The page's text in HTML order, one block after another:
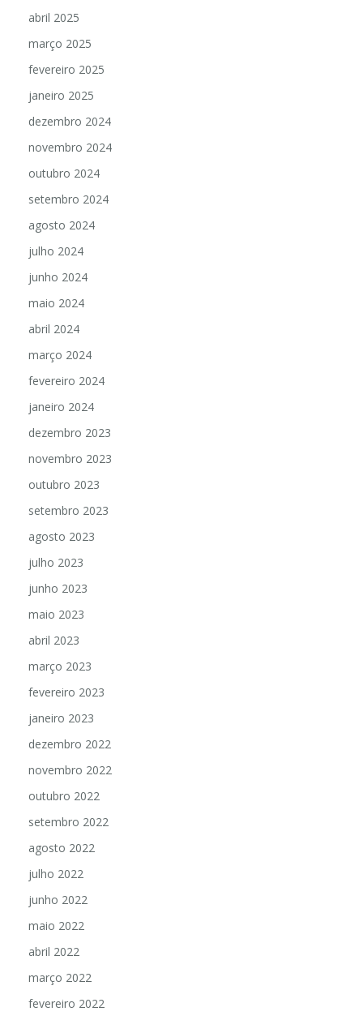
abril 2025
março 2025
fevereiro 2025
janeiro 2025
dezembro 2024
novembro 2024
outubro 2024
setembro 2024
agosto 2024
julho 2024
junho 2024
maio 2024
abril 2024
março 2024
fevereiro 2024
janeiro 2024
dezembro 2023
novembro 2023
outubro 2023
setembro 2023
agosto 2023
julho 2023
junho 2023
maio 2023
abril 2023
março 2023
fevereiro 2023
janeiro 2023
dezembro 2022
novembro 2022
outubro 2022
setembro 2022
agosto 2022
julho 2022
junho 2022
maio 2022
abril 2022
março 2022
fevereiro 2022